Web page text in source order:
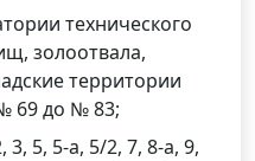
технического
золоотвала,
территории
69 до № 83;
5, 5-а, 5/2, 7, 8-а, 9,